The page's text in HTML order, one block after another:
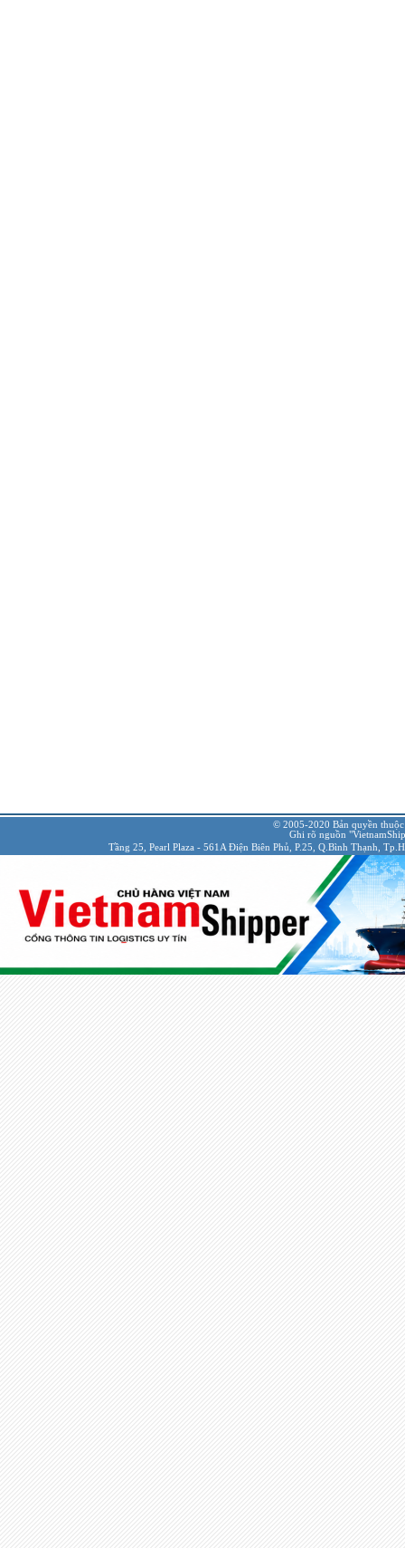
© 2005-2020 Bản quyền
Ghi rõ nguồn
Tầng 25, Pearl Plaza - 561A Điện Biên Phủ, P.25, Q.Bình Thạnh,